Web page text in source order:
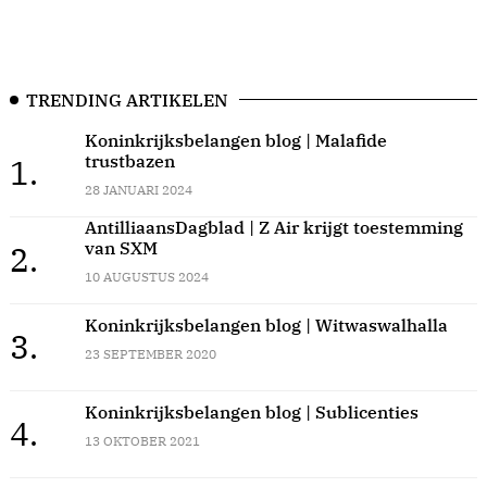
TRENDING ARTIKELEN
1.
Koninkrijksbelangen blog | Malafide
trustbazen
28 JANUARI 2024
2.
AntilliaansDagblad | Z Air krijgt toestemming
van SXM
10 AUGUSTUS 2024
3.
Koninkrijksbelangen blog | Witwaswalhalla
23 SEPTEMBER 2020
4.
Koninkrijksbelangen blog | Sublicenties
13 OKTOBER 2021